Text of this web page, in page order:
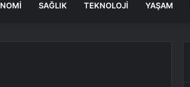
SAĞLIK TEKNOLOJI YAŞAM